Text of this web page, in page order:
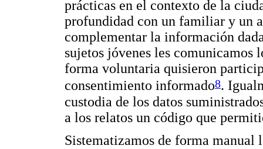
prácticas en el contexto de la
profundidad con un familiar y un
complementar la información
sujetos jóvenes les comunicamos
forma voluntaria quisieron
consentimiento informado8.
custodia de los datos
a los relatos un código que
Sistematizamos de forma